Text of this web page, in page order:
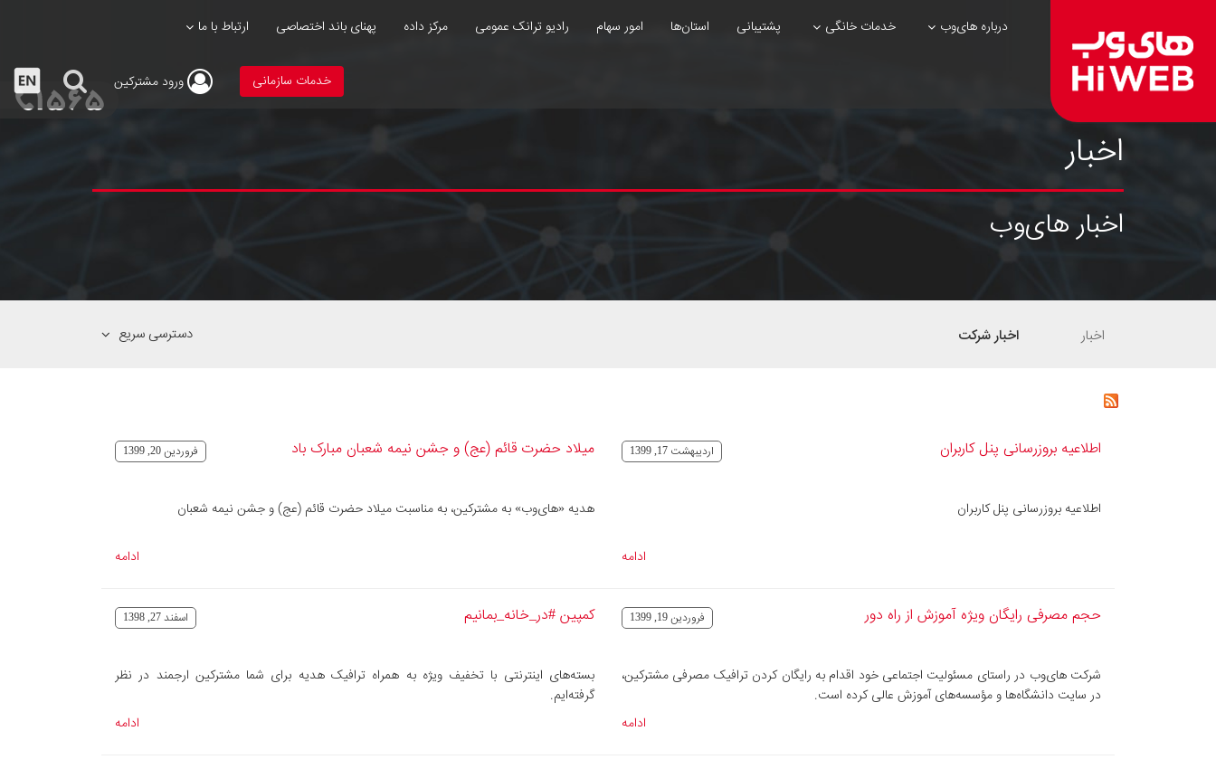
درباره های‌وب خدمات خانگی پشتیبانی استان‌ها امور سهام رادیو ترانک عمومی مرکز داده پهنای باند اختصاصی ارتباط با ما
ورود مشترکین خدمات سازمانی
اخبار
اخبار های‌وب
اخبار اخبار شرکت دسترسی سریع
اطلاعیه بروزرسانی پنل کاربران ارديبهشت 17, 1399
اطلاعیه بروزرسانی پنل کاربران
ادامه
میلاد حضرت قائم (عج) و جشن نیمه شعبان مبارک باد فروردین 20, 1399
هدیه «های‌وب» به مشترکین، به مناسبت میلاد حضرت قائم (عج) و جشن نیمه شعبان
ادامه
حجم مصرفی رایگان ویژه آموزش از راه دور فروردین 19, 1399
شرکت های‌وب در راستای مسئولیت اجتماعی خود اقدام به رایگان کردن ترافیک مصرفی مشترکین،
در سایت دانشگاه‌ها و مؤسسه‌های آموزش عالی کرده است.
ادامه
کمپین #در_خانه_بمانیم اسفند 27, 1398
بسته‌های اینترنتی با تخفیف ویژه به همراه ترافیک هدیه برای شما مشترکین ارجمند در نظر
گرفته‌ایم.
ادامه